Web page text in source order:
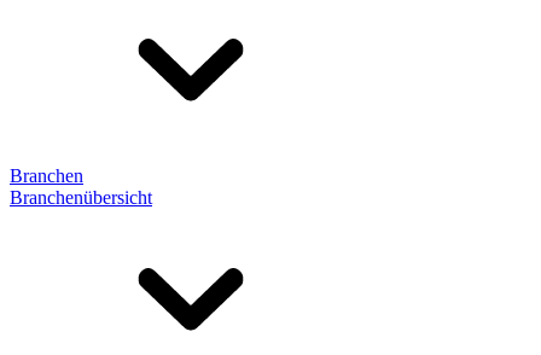
Branchen
Branchenübersicht